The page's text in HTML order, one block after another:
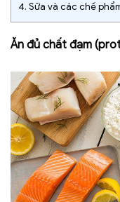
4. Sữa và các chế
Ăn đủ chất đạm